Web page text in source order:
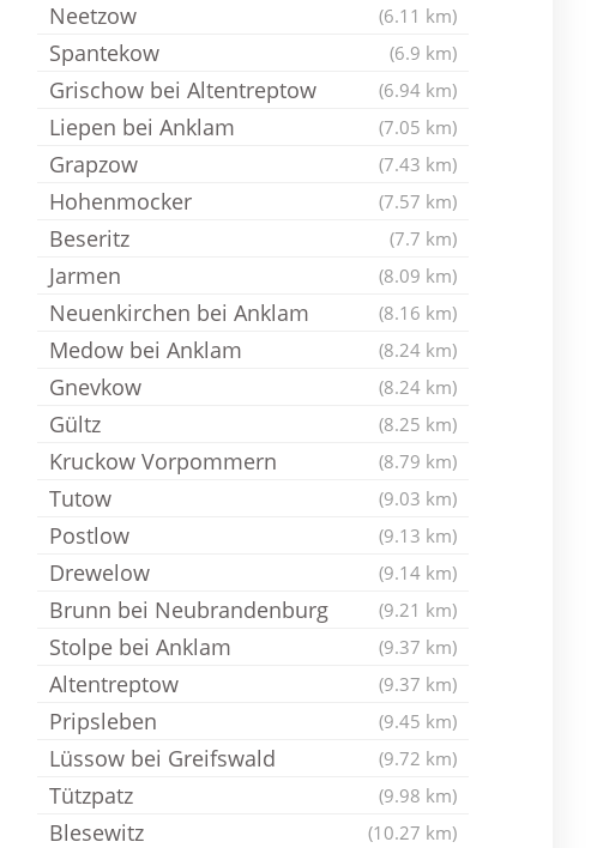
Neetzow (6.11 km)
Spantekow (6.9 km)
Grischow bei Altentreptow (6.94 km)
Liepen bei Anklam (7.05 km)
Grapzow (7.43 km)
Hohenmocker (7.57 km)
Beseritz (7.7 km)
Jarmen (8.09 km)
Neuenkirchen bei Anklam (8.16 km)
Medow bei Anklam (8.24 km)
Gnevkow (8.24 km)
Gültz (8.25 km)
Kruckow Vorpommern (8.79 km)
Tutow (9.03 km)
Postlow (9.13 km)
Drewelow (9.14 km)
Brunn bei Neubrandenburg (9.21 km)
Stolpe bei Anklam (9.37 km)
Altentreptow (9.37 km)
Pripsleben (9.45 km)
Lüssow bei Greifswald (9.72 km)
Tützpatz (9.98 km)
Blesewitz (10.27 km)